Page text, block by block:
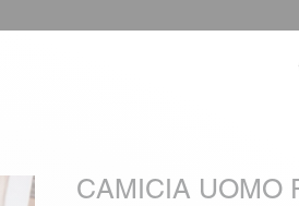
CAMICIA UOMO